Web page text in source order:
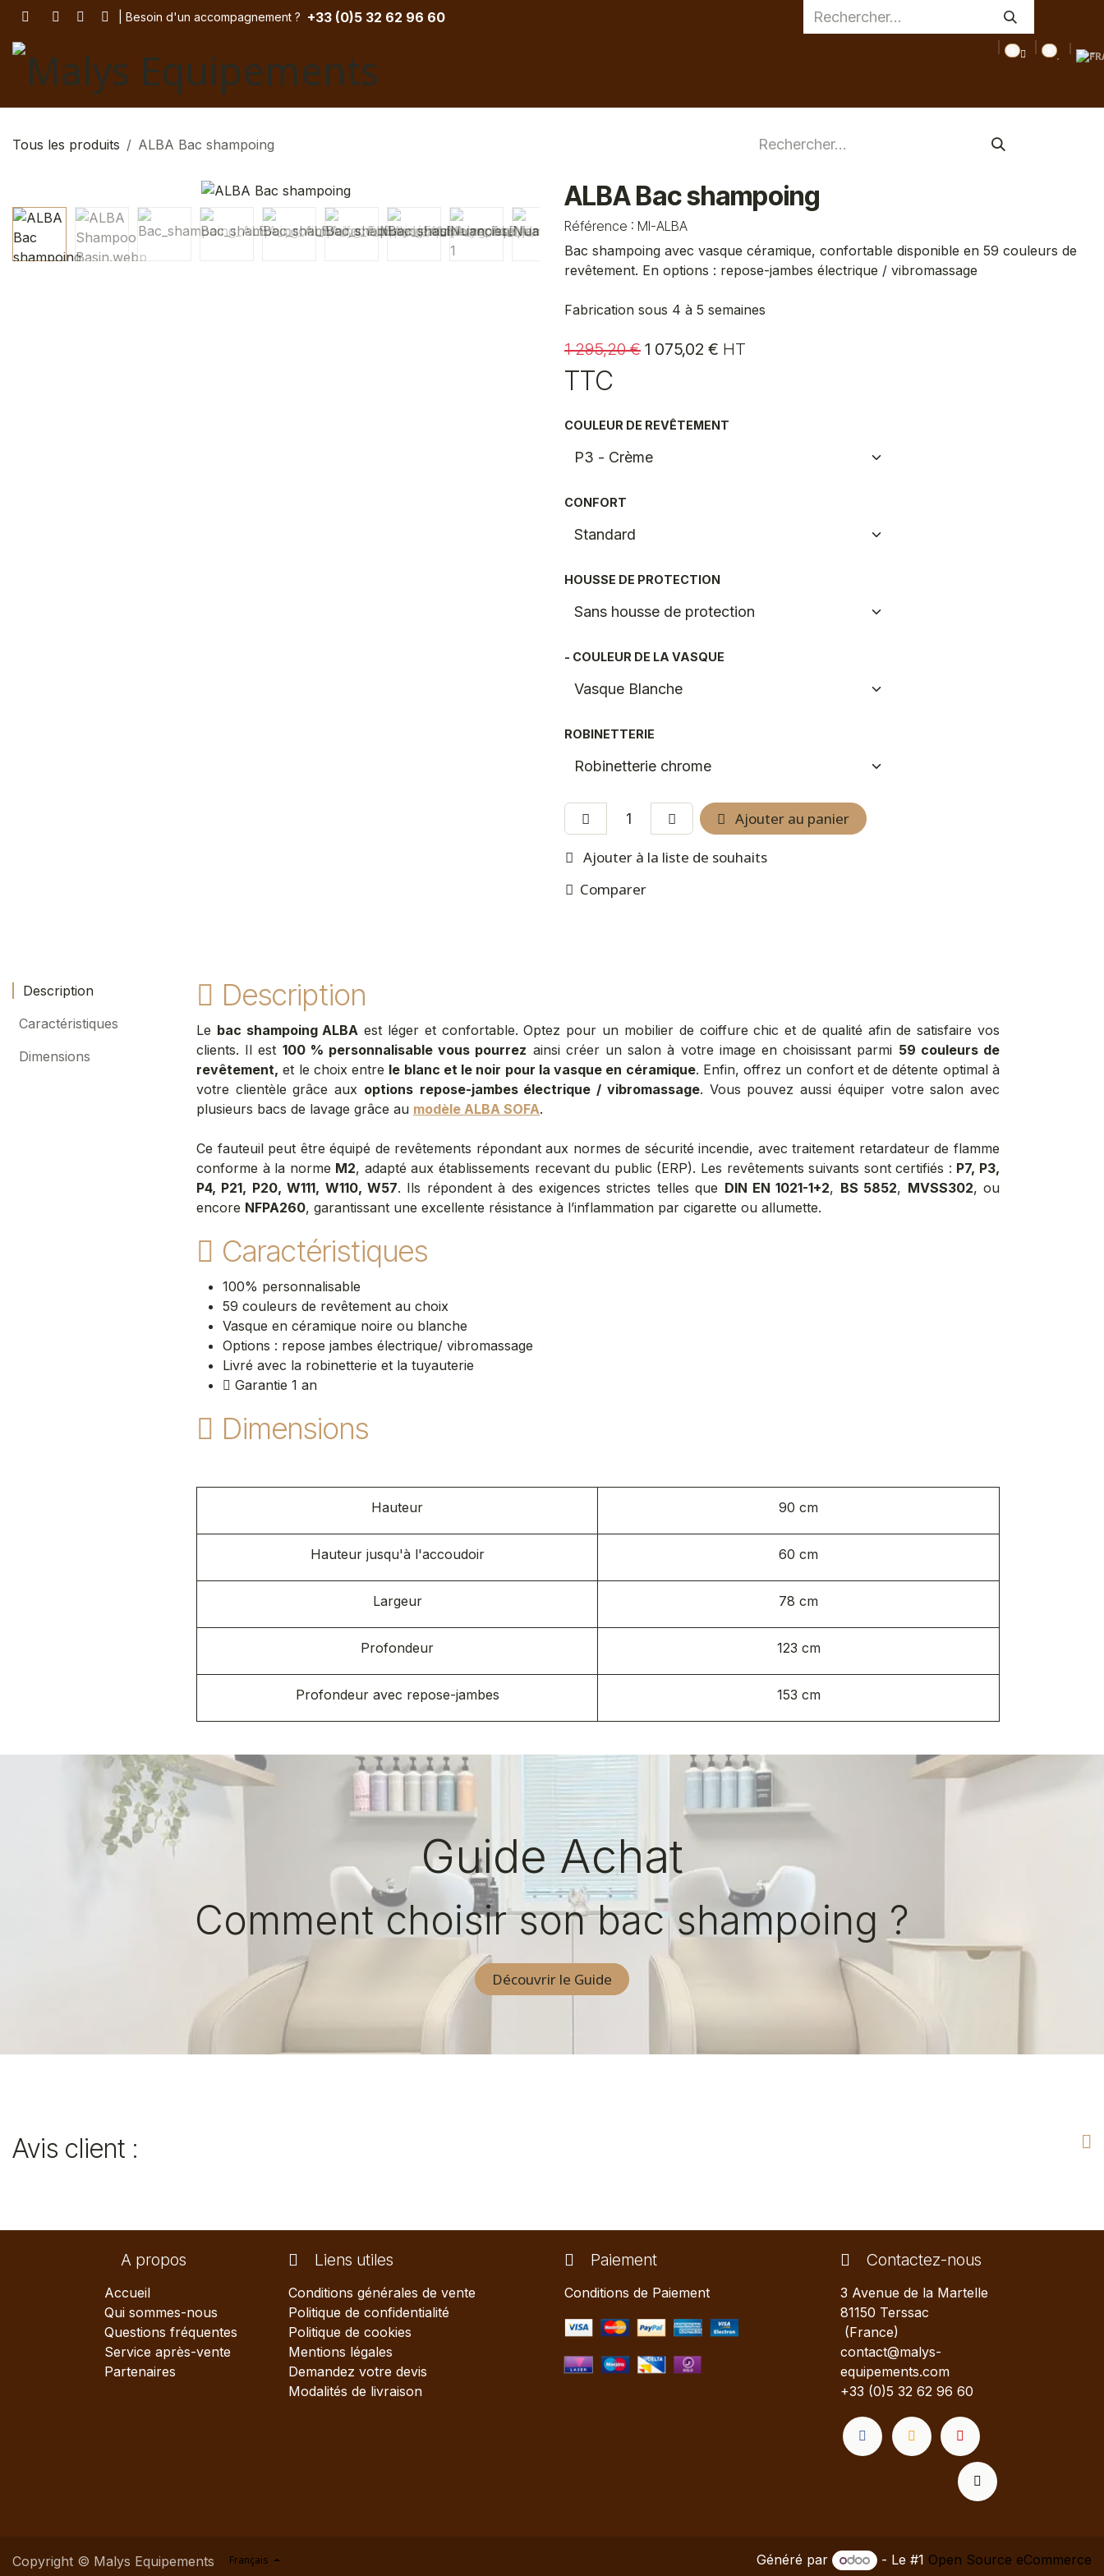
Se rendre au contenu| Besoin d'un accompagnement ? ​ +33 (0)5 32 62 96 60
Tous les produits ALBA Bac shampoing
ALBA Bac shampoing
Référence : MI-ALBA
Bac shampoing avec vasque céramique, confortable disponible en 59 couleurs de
revêtement. En options : repose-jambes électrique / vibromassage
Fabrication sous 4 à 5 semaines
1 295,20€ 1 075,02 € HT
TTC
COULEUR DE REVÊTEMENT
CONFORT
HOUSSE DE PROTECTION
- COULEUR DE LA VASQUE
ROBINETTERIE
Ajouter au panier
Ajouter à la liste de souhaits
Comparer
Description
Caractéristiques
Dimensions
Description
Le bac shampoing ALBA est léger et confortable. Optez pour un mobilier de coiffure chic et de qualité afin de satisfaire vos
clients. Il est 100 % personnalisable vous pourrez ainsi créer un salon à votre image en choisissant parmi 59 couleurs de
revêtement, et le choix entre le blanc et le noir pour la vasque en céramique. Enfin, offrez un confort et de détente optimal à
votre clientèle grâce aux options repose-jambes électrique / vibromassage. Vous pouvez aussi équiper votre salon avec
plusieurs bacs de lavage grâce au modèle ALBA SOFA.
Ce fauteuil peut être équipé de revêtements répondant aux normes de sécurité incendie, avec traitement retardateur de flamme
conforme à la norme M2, adapté aux établissements recevant du public (ERP). Les revêtements suivants sont certifiés : P7, P3,
P4, P21, P20, W111, W110, W57. Ils répondent à des exigences strictes telles que DIN EN 1021-1+2, BS 5852, MVSS302, ou
encore NFPA260, garantissant une excellente résistance à l’inflammation par cigarette ou allumette.
Caractéristiques
100% personnalisable
59 couleurs de revêtement au choix
Vasque en céramique noire ou blanche
Options : repose jambes électrique/ vibromassage
Livré avec la robinetterie et la tuyauterie
Garantie 1 an
Dimensions
Hauteur 90 cm
Hauteur jusqu'à l'accoudoir 60 cm
Largeur 78 cm
Profondeur 123 cm
Profondeur avec repose-jambes 153 cm
Guide Achat
Comment choisir son bac shampoing ?
Découvrir le Guide
Avis client :
A propos
Accueil
Qui sommes-nous
Questions fréquentes
Service après-vente
Partenaires
Liens utiles
Conditions générales de vente
Politique de confidentialité
Politique de cookies
Mentions légales
Demandez votre devis
Modalités de livraison
Paiement
Conditions de Paiement
Contactez-nous
3 Avenue de la Martelle
81150 Terssac
(France)
contact@malys-
equipements.com
+33 (0)5 32 62 96 60
Copyright © Malys Equipements Français Généré par - Le #1 Open Source eCommerce